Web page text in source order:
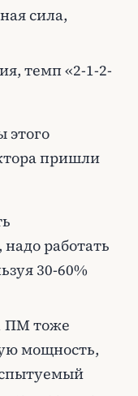
сила,
темп «2-1-2-
этого
пришли
работать
30-60%
ПМ тоже
мощность,